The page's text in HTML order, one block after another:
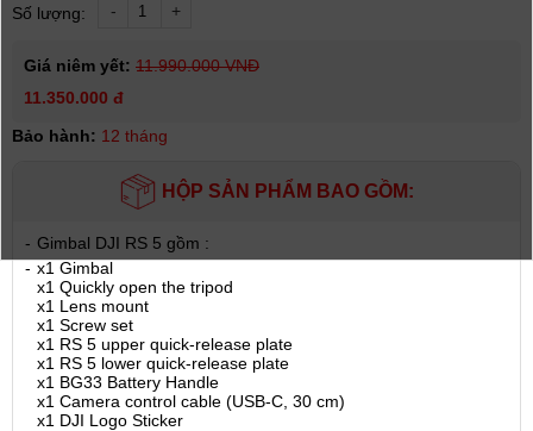
Số lượng: - +
Giá niêm yết: 11.990.000 VNĐ
11.350.000 đ
Bảo hành: 12 tháng
HỘP SẢN PHẨM BAO GỒM:
- Gimbal DJI RS 5 gồm :
- x1 Gimbal
x1 Quickly open the tripod
x1 Lens mount
x1 Screw set
x1 RS 5 upper quick-release plate
x1 RS 5 lower quick-release plate
x1 BG33 Battery Handle
x1 Camera control cable (USB-C, 30 cm)
x1 DJI Logo Sticker